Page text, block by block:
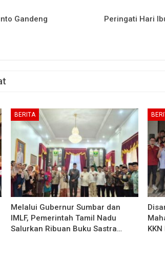
Gandeng
Peringati Hari
BERITA
Melalui Gubernur Sumbar dan
IMLF, Pemerintah Tamil Nadu
Salurkan Ribuan Buku Sastra…